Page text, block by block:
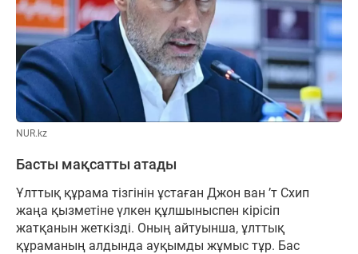
NUR.kz
Басты мақсатты атады
Ұлттық құрама тізгінін ұстаған Джон ван ’т Схип
жаңа қызметіне үлкен құлшыныспен кірісіп
жатқанын жеткізді. Оның айтуынша, ұлттық
құраманың алдында ауқымды жұмыс тұр. Бас